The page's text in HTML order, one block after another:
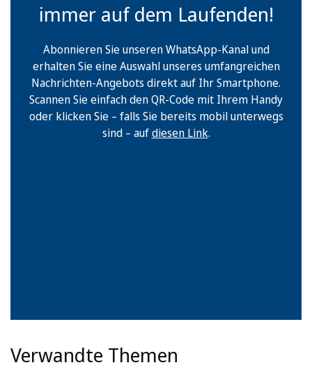
immer auf dem Laufenden!
Abonnieren Sie unseren WhatsApp-Kanal und
erhalten Sie eine Auswahl unseres umfangreichen
Nachrichten-Angebots direkt auf Ihr Smartphone.
Scannen Sie einfach den QR-Code mit Ihrem Handy
oder klicken Sie – falls Sie bereits mobil unterwegs
sind – aufdiesen Link.
Verwandte Themen